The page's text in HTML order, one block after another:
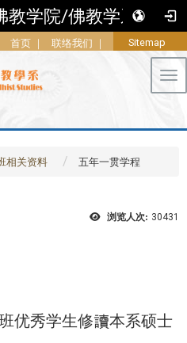
教学院/佛教学系
首页 ｜ 联络我们 ｜ Sitemap
相关资料 五年一贯学程
浏览人次: 30431
优秀学生修讀本系硕士